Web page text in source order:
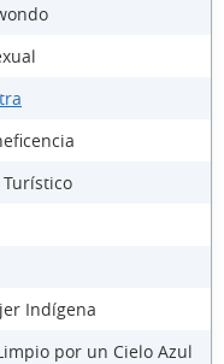
Indígena
por un Cielo Azul